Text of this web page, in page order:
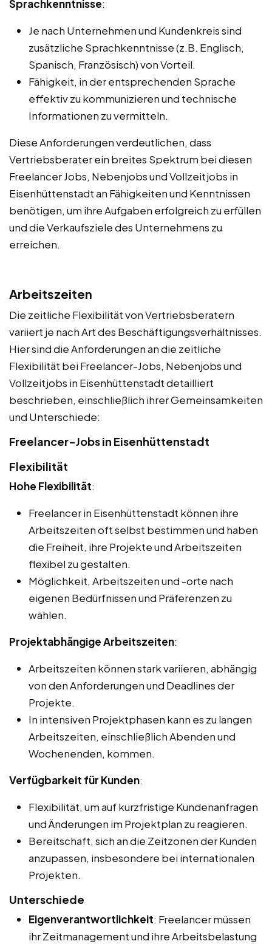
Sprachkenntnisse:
Je nach Unternehmen und Kundenkreis sind
zusätzliche Sprachkenntnisse (z.B. Englisch,
Spanisch, Französisch) von Vorteil.
Fähigkeit, in der entsprechenden Sprache
effektiv zu kommunizieren und technische
Informationen zu vermitteln.
Diese Anforderungen verdeutlichen, dass
Vertriebsberater ein breites Spektrum bei diesen
Freelancer Jobs, Nebenjobs und Vollzeitjobs in
Eisenhüttenstadt an Fähigkeiten und Kenntnissen
benötigen, um ihre Aufgaben erfolgreich zu erfüllen
und die Verkaufsziele des Unternehmens zu
erreichen.
Arbeitszeiten
Die zeitliche Flexibilität von Vertriebsberatern
variiert je nach Art des Beschäftigungsverhältnisses.
Hier sind die Anforderungen an die zeitliche
Flexibilität bei Freelancer-Jobs, Nebenjobs und
Vollzeitjobs in Eisenhüttenstadt detailliert
beschrieben, einschließlich ihrer Gemeinsamkeiten
und Unterschiede:
Freelancer-Jobs in Eisenhüttenstadt
Flexibilität
Hohe Flexibilität:
Freelancer in Eisenhüttenstadt können ihre
Arbeitszeiten oft selbst bestimmen und haben
die Freiheit, ihre Projekte und Arbeitszeiten
flexibel zu gestalten.
Möglichkeit, Arbeitszeiten und -orte nach
eigenen Bedürfnissen und Präferenzen zu
wählen.
Projektabhängige Arbeitszeiten:
Arbeitszeiten können stark variieren, abhängig
von den Anforderungen und Deadlines der
Projekte.
In intensiven Projektphasen kann es zu langen
Arbeitszeiten, einschließlich Abenden und
Wochenenden, kommen.
Verfügbarkeit für Kunden:
Flexibilität, um auf kurzfristige Kundenanfragen
und Änderungen im Projektplan zu reagieren.
Bereitschaft, sich an die Zeitzonen der Kunden
anzupassen, insbesondere bei internationalen
Projekten.
Unterschiede
Eigenverantwortlichkeit: Freelancer müssen
ihr Zeitmanagement und ihre Arbeitsbelastung